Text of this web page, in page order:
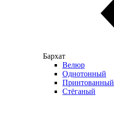
Бархат
Велюр
Однотонный
Принтованный
Стёганый